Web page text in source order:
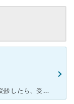
今までにない悪寒 関節痛、連日の高熱で外来受診したら、受付の対応が最悪でした。客をまるでバイ菌を扱うかのような対応。会計時に質問した時も、ものすごく冷たい態度、対応でした。分からないから質問しているの